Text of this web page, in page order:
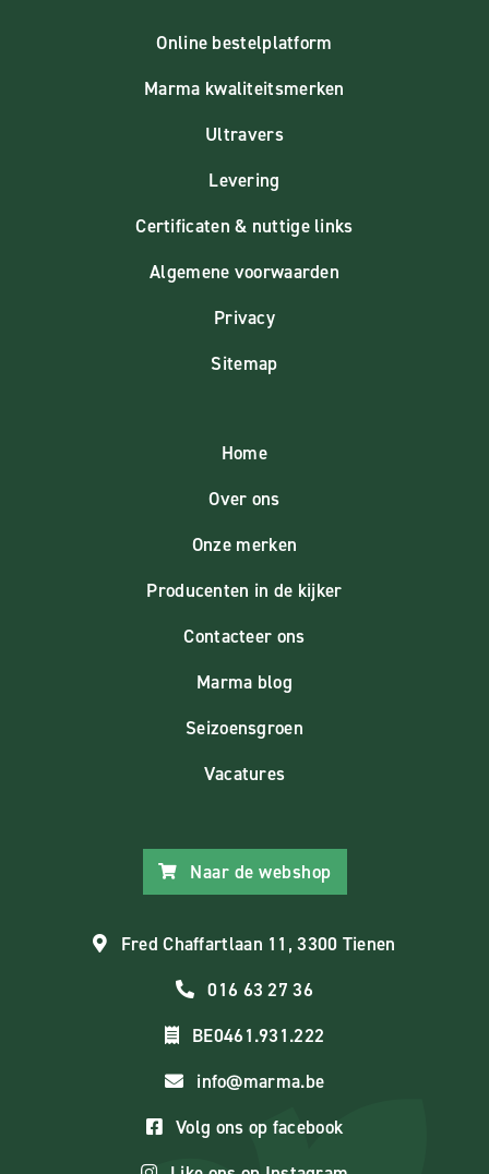
Online bestelplatform
Marma kwaliteitsmerken
Ultravers
Levering
Certificaten & nuttige links
Algemene voorwaarden
Privacy
Sitemap
Home
Over ons
Onze merken
Producenten in de kijker
Contacteer ons
Marma blog
Seizoensgroen
Vacatures
Naar de webshop
Fred Chaffartlaan 11, 3300 Tienen
016 63 27 36
BE0461.931.222
info@marma.be
Volg ons op facebook